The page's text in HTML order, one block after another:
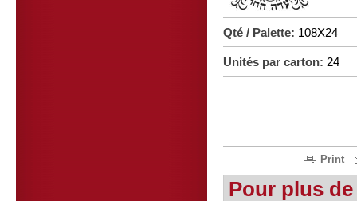
Qté / Palette: 108X24
Unités par carton: 24
Print
Pour plus